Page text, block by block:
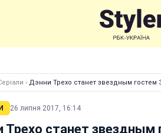
› Дэнни Трехо станет звездным гостем
26 липня 2017, 16:14
Трехо станет звездным